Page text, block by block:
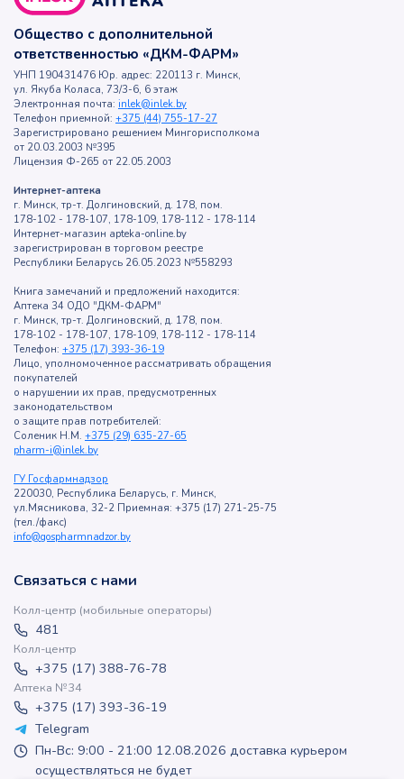
Общество с дополнительной
ответственностью «ДКМ-ФАРМ»
УНП 190431476 Юр. адрес: 220113 г. Минск,
ул. Якуба Коласа, 73/3-6, 6 этаж
Электронная почта: inlek@inlek.by
Телефон приемной: +375 (44) 755-17-27
Зарегистрировано решением Мингорисполкома
от 20.03.2003 №395
Лицензия Ф-265 от 22.05.2003
Интернет-аптека
г. Минск, тр-т. Долгиновский, д. 178, пом.
178-102 - 178-107, 178-109, 178-112 - 178-114
Интернет-магазин apteka-online.by
зарегистрирован в торговом реестре
Республики Беларусь 26.05.2023 №558293
Книга замечаний и предложений находится:
Аптека 34 ОДО "ДКМ-ФАРМ"
г. Минск, тр-т. Долгиновский, д. 178, пом.
178-102 - 178-107, 178-109, 178-112 - 178-114
Телефон: +375 (17) 393-36-19
Лицо, уполномоченное рассматривать обращения
покупателей
о нарушении их прав, предусмотренных
законодательством
о защите прав потребителей:
Соленик Н.М. +375 (29) 635-27-65
pharm-i@inlek.by
ГУ Госфармнадзор
220030, Республика Беларусь, г. Минск,
ул.Мясникова, 32-2 Приемная: +375 (17) 271-25-75
(тел./факс)
info@gospharmnadzor.by
Связаться с нами
Колл-центр (мобильные операторы)
481
Колл-центр
+375 (17) 388-76-78
Аптека №34
+375 (17) 393-36-19
Telegram
Пн-Вс: 9:00 - 21:00 12.08.2026 доставка курьером
осуществляться не будет